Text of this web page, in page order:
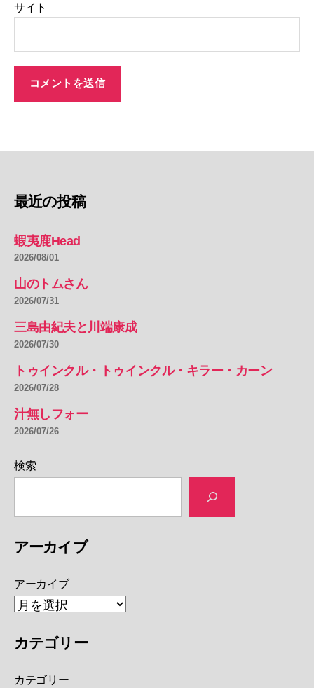
サイト
最近の投稿
蝦夷鹿Head
2026/08/01
山のトムさん
2026/07/31
三島由紀夫と川端康成
2026/07/30
トゥインクル・トゥインクル・キラー・カーン
2026/07/28
汁無しフォー
2026/07/26
検索
アーカイブ
アーカイブ
カテゴリー
カテゴリー